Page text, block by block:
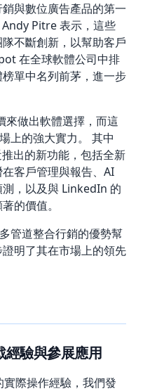
與數位廣告產品的第一
Pitre 表示，這些
不斷創新，以幫助客戶
在全球軟體公司中排
單中名列前茅，進一步
來做出軟體選擇，而這
上的強大實力。 其中
出的新功能，包括全新
客戶管理與報告、AI
，以及與 LinkedIn 的
的價值。
管道整合行銷的優勢幫
明了其在市場上的領先
驗與參展應用
際操作經驗，我們發